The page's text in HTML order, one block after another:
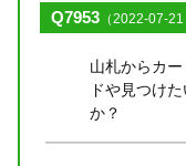
Q7953 （2022-07-21
山札からカ
ドや見つけ
か？